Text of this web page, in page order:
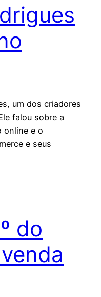
um dos criadores
falou sobre a
online e o
e seus
do